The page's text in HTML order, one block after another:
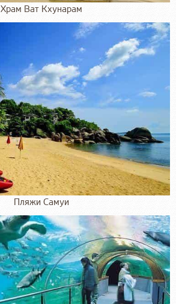
Храм Ват Кхунарам
Пляжи Самуи